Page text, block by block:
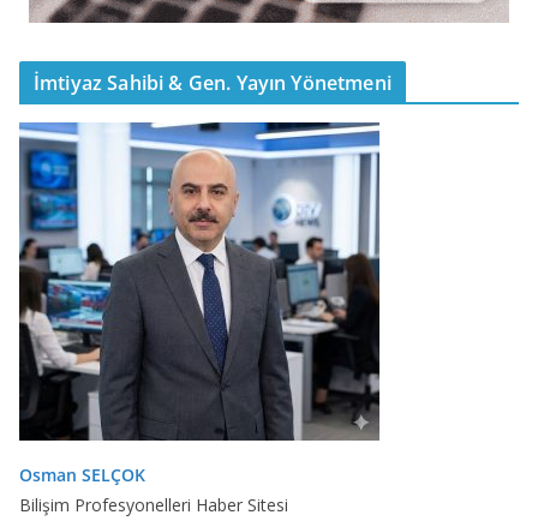
İmtiyaz Sahibi & Gen. Yayın Yönetmeni
Osman SELÇOK
Bilişim Profesyonelleri Haber Sitesi